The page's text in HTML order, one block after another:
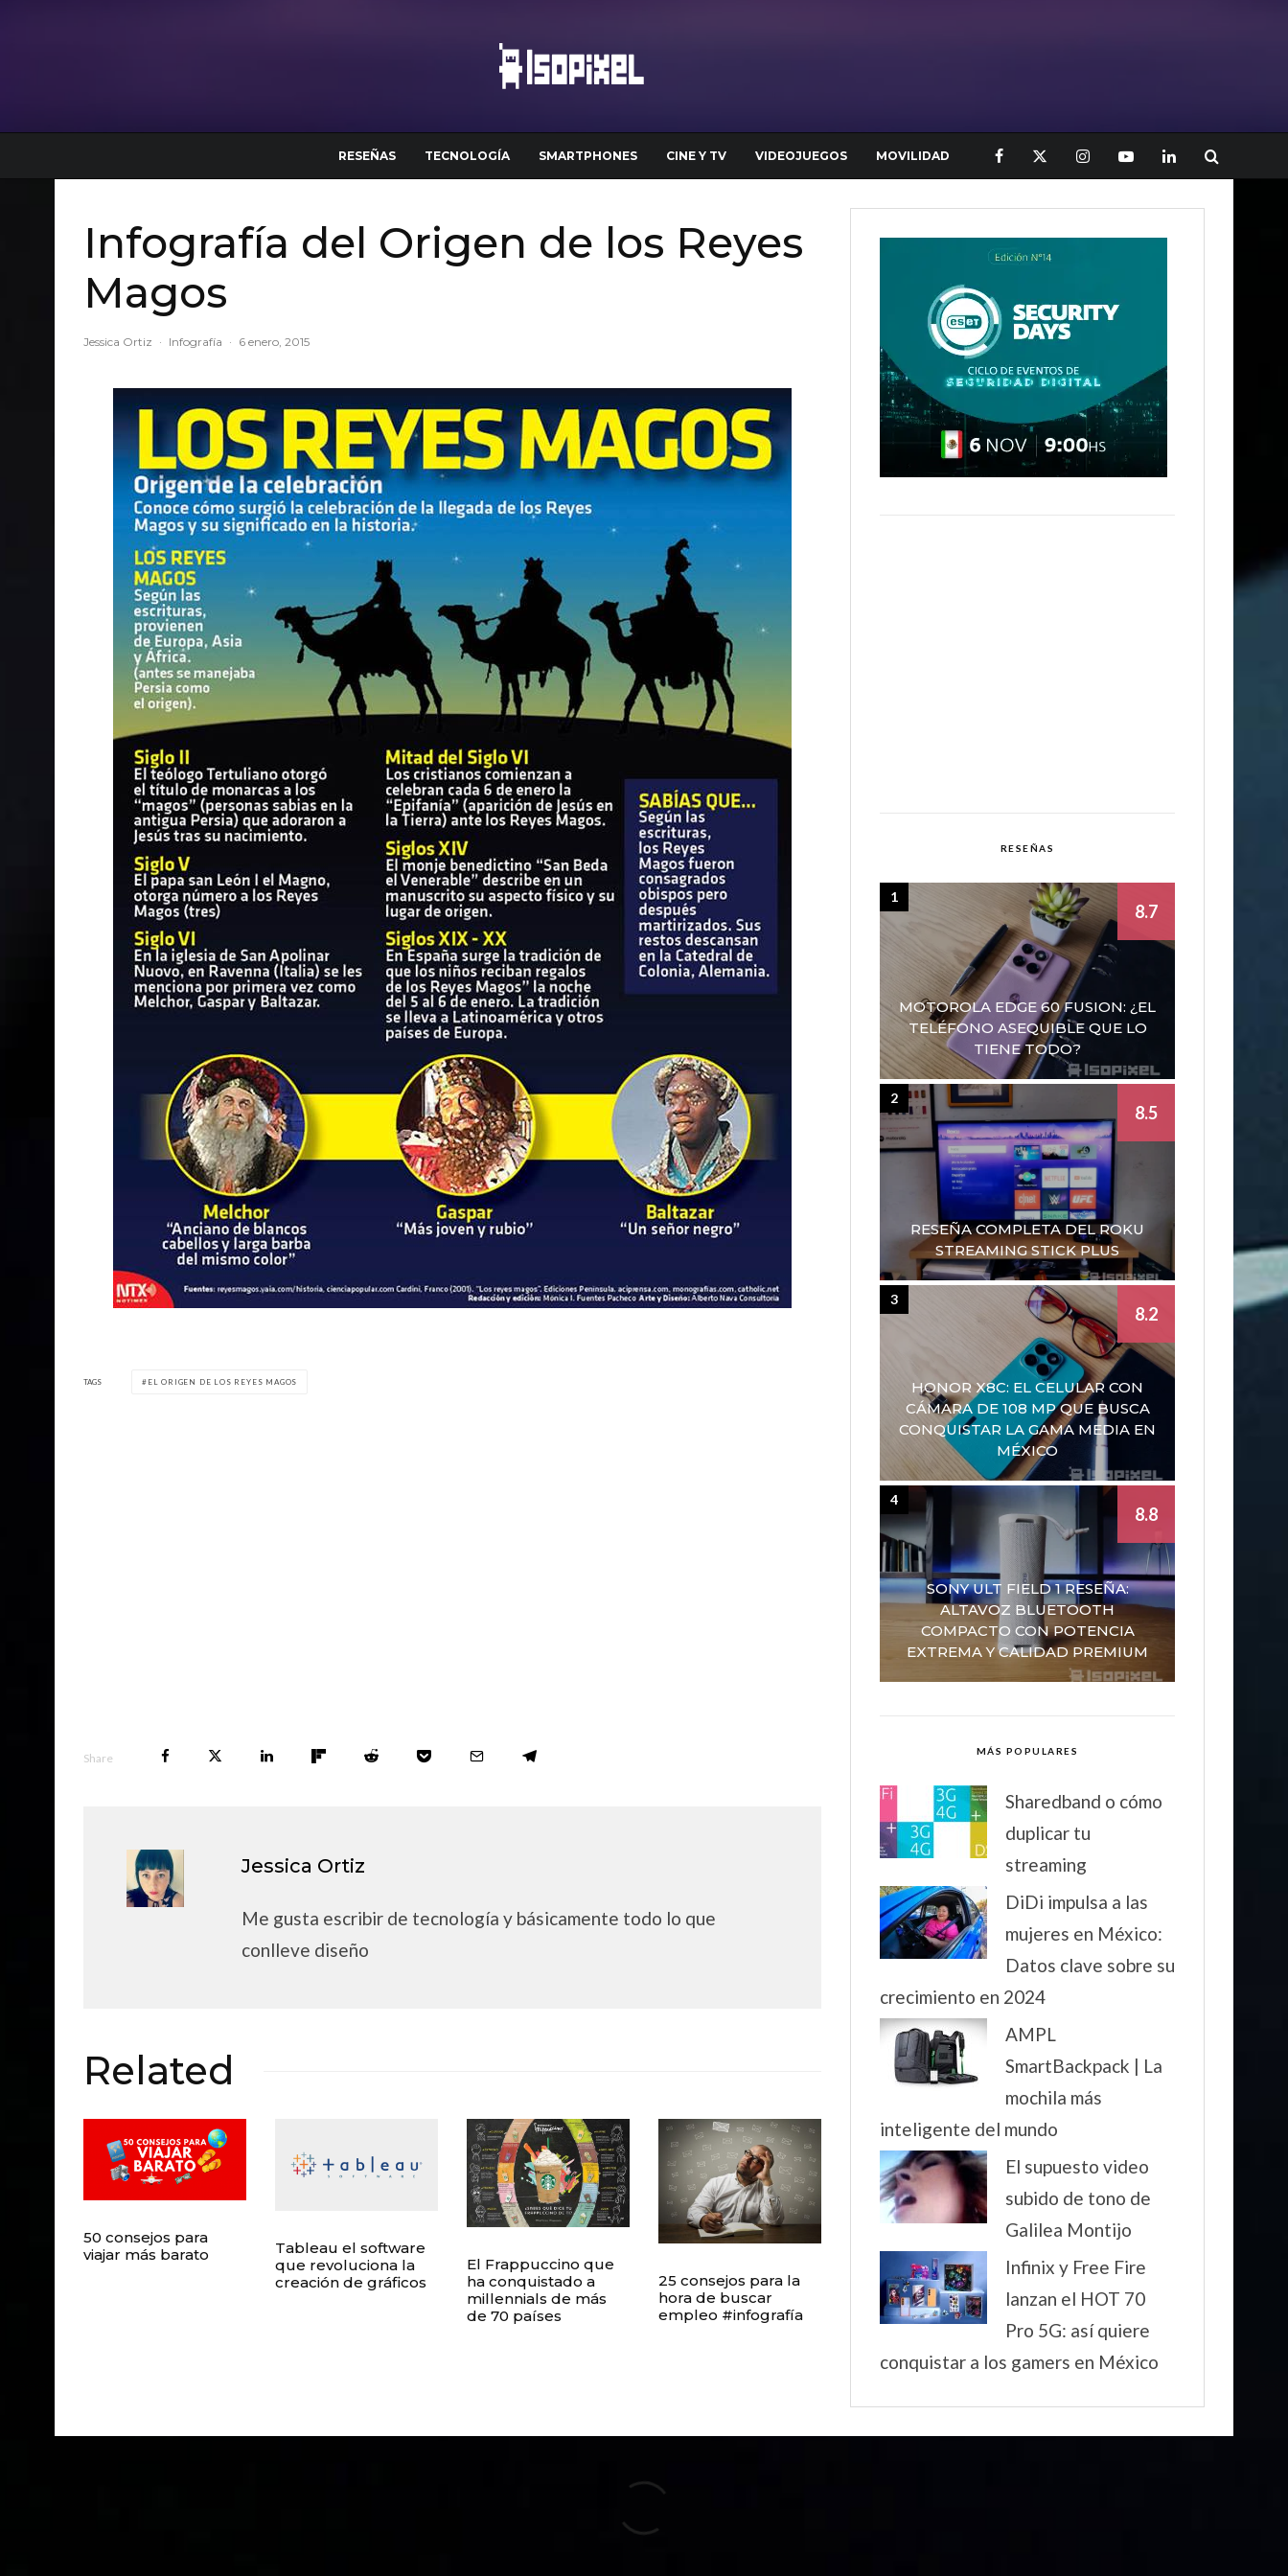
RESEÑAS TECNOLOGÍA SMARTPHONES CINE Y TV VIDEOJUEGOS MOVILIDAD
Infografía del Origen de los Reyes
Magos
Jessica Ortiz · Infografía · 6 enero, 2015
TAGS EL ORIGEN DE LOS REYES MAGOS
Share
Jessica Ortiz
Me gusta escribir de tecnología y básicamente todo lo que
conlleve diseño
Related
50 consejos para
viajar más barato
Tableau el software
que revoluciona la
creación de gráficos
El Frappuccino que
ha conquistado a
millennials de más
de 70 países
25 consejos para la
hora de buscar
empleo #infografía
RESEÑAS
MOTOROLA EDGE 60 FUSION: ¿EL
TELÉFONO ASEQUIBLE QUE LO
TIENE TODO?
8.7
1
RESEÑA COMPLETA DEL ROKU
STREAMING STICK PLUS
8.5
2
HONOR X8C: EL CELULAR CON
CÁMARA DE 108 MP QUE BUSCA
CONQUISTAR LA GAMA MEDIA EN
MÉXICO
8.2
3
SONY ULT FIELD 1 RESEÑA:
ALTAVOZ BLUETOOTH
COMPACTO CON POTENCIA
EXTREMA Y CALIDAD PREMIUM
8.8
4
MÁS POPULARES
Sharedband o cómo
duplicar tu
streaming
DiDi impulsa a las
mujeres en México:
Datos clave sobre su
crecimiento en 2024
AMPL
SmartBackpack | La
mochila más
inteligente del mundo
El supuesto video
subido de tono de
Galilea Montijo
Infinix y Free Fire
lanzan el HOT 70
Pro 5G: así quiere
conquistar a los gamers en México